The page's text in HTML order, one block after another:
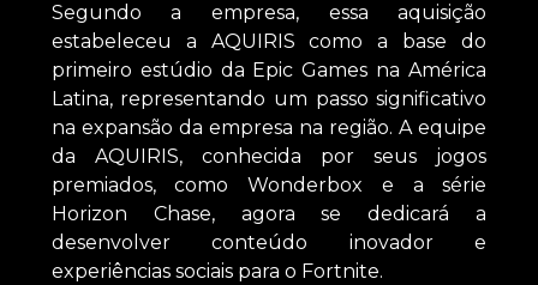
Segundo a empresa, essa aquisição
estabeleceu a AQUIRIS como a base do
primeiro estúdio da Epic Games na América
Latina, representando um passo significativo
na expansão da empresa na região. A equipe
da AQUIRIS, conhecida por seus jogos
premiados, como Wonderbox e a série
Horizon Chase, agora se dedicará a
desenvolver conteúdo inovador e
experiências sociais para o Fortnite.